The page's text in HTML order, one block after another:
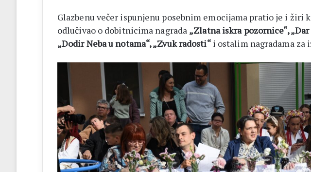
Glazbenu večer ispunjenu posebnim emocijama pratio je i žiri
odlučivao o dobitnicima nagrada „Zlatna iskra pozornice“,
„Dodir Neba u notama“, „Zvuk radosti“i ostalim nagradama za